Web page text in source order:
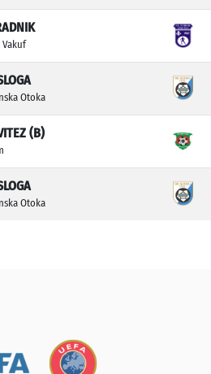
Vakuf
Otoka
(B)
Otoka